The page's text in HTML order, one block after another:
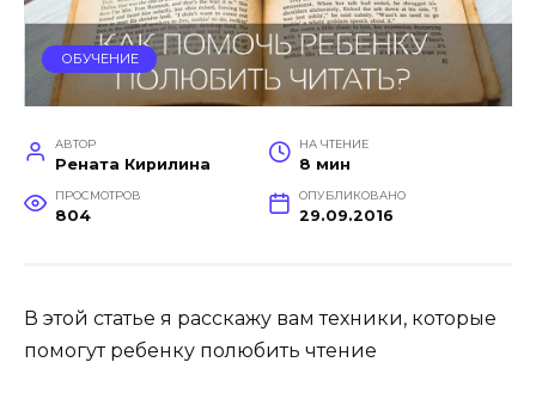
ОБУЧЕНИЕ
АВТОР
Рената Кирилина
НА ЧТЕНИЕ
8 мин
ПРОСМОТРОВ
804
ОПУБЛИКОВАНО
29.09.2016
В этой статье я расскажу вам техники, которые
помогут ребенку полюбить чтение